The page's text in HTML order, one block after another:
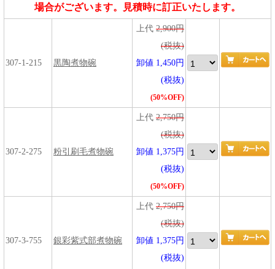
場合がございます。見積時に訂正いたします。
307-1-215 黒陶煮物碗
上代 2,900円
(税抜)
卸値 1,450円
(税抜)
(50%OFF)
307-2-275 粉引刷毛煮物碗
上代 2,750円
(税抜)
卸値 1,375円
(税抜)
(50%OFF)
307-3-755 銀彩紫式部煮物碗
上代 2,750円
(税抜)
卸値 1,375円
(税抜)